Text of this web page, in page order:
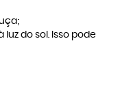
luz do sol. Isso pode